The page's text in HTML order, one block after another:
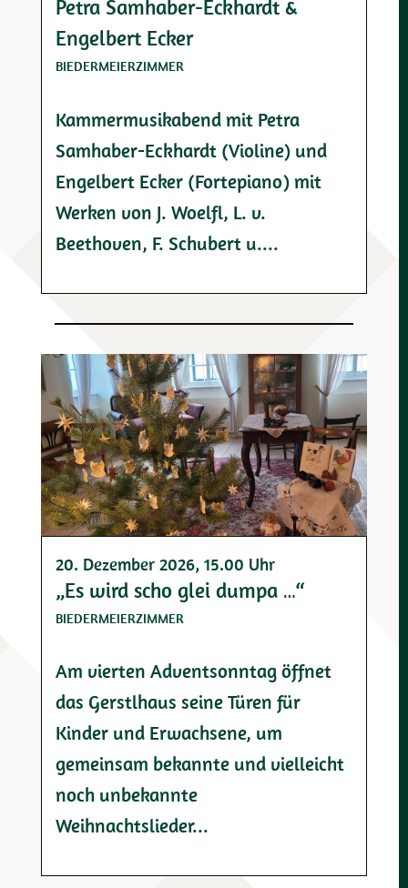
Petra Samhaber-Eckhardt &
Engelbert Ecker
BIEDERMEIERZIMMER
Kammermusikabend mit Petra
Samhaber-Eckhardt (Violine) und
Engelbert Ecker (Fortepiano) mit
Werken von J. Woelfl, L. v.
Beethoven, F. Schubert u....
20. Dezember 2026, 15.00 Uhr
„Es wird scho glei dumpa …“
BIEDERMEIERZIMMER
Am vierten Adventsonntag öffnet
das Gerstlhaus seine Türen für
Kinder und Erwachsene, um
gemeinsam bekannte und vielleicht
noch unbekannte
Weihnachtslieder...